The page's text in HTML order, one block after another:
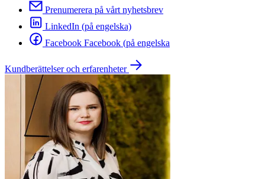
Prenumerera på vårt nyhetsbrev
LinkedIn (på engelska)
Facebook Facebook (på engelska
Kundberättelser och erfarenheter